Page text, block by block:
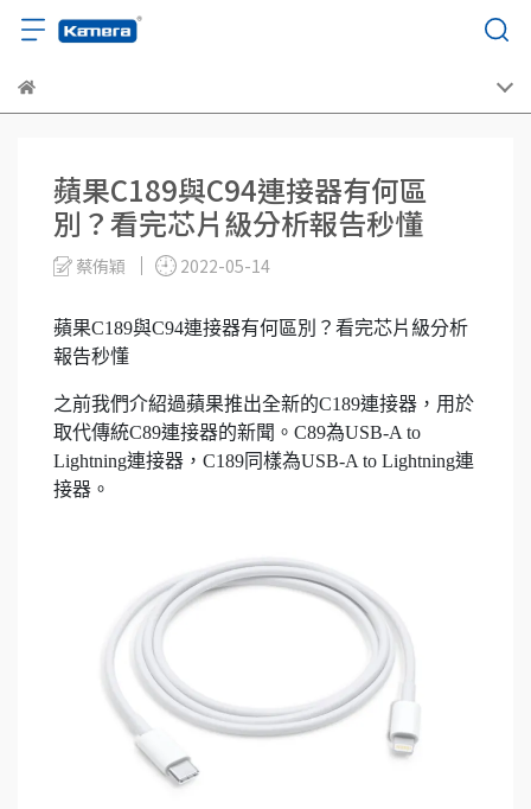
蘋果C189與C94連接器有何區
別？看完芯片級分析報告秒懂
蔡侑穎 2022-05-14
蘋果C189與C94連接器有何區別？看完芯片級分析
報告秒懂
之前我們介紹過蘋果推出全新的C189連接器，用於
取代傳統C89連接器的新聞。C89為USB-A to
Lightning連接器，C189同樣為USB-A to Lightning連
接器。